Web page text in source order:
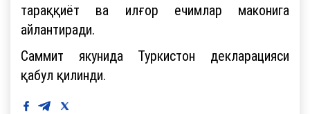
тараққиёт ва илғор ечимлар маконига
айлантиради.
Саммит якунида Туркистон декларацияси
қабул қилинди.